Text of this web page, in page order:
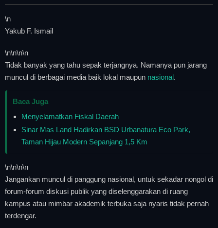
\n
Yakub F. Ismail
\n\n\n\n
Tidak banyak yang tahu sepak terjangnya. Namanya pun jarang
muncul di berbagai media baik lokal maupun nasional.
Baca Juga
Menyelamatkan Fiskal Daerah
Sinar Mas Land Hadirkan BSD Urbanatura Eco Park,
Taman Hijau Modern Sepanjang 1,5 Km
\n\n\n\n
Jangankan muncul di panggung nasional, untuk sekadar nongol di
forum-forum diskusi publik yang diselenggarakan di ruang
kampus atau mimbar akademik terbuka saja nyaris tidak pernah
terdengar.